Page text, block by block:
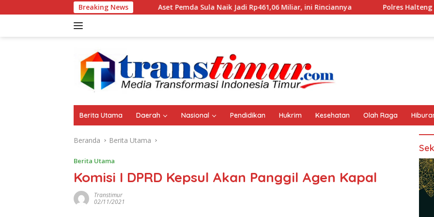
ke
Breaking News
Aset Pemda Sula Naik Jadi Rp461,06 Miliar, ini Rinciannya Polres Halteng Bersama
Berita Utama Daerah Nasional Pendidikan Hukrim Kesehatan Olah Raga
Beranda Berita Utama
Berita Utama
Komisi I DPRD Kepsul Akan Panggil Agen Kapal
Transtimur
02/11/2021